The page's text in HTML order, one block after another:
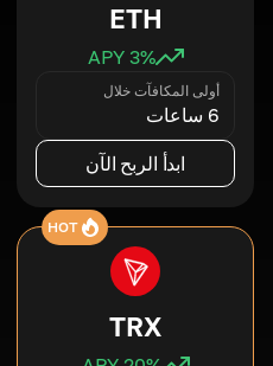
ETH
3% APY
أولى المكافآت خلال
6 ساعات
ابدأ الربح الآن
HOT
TRX